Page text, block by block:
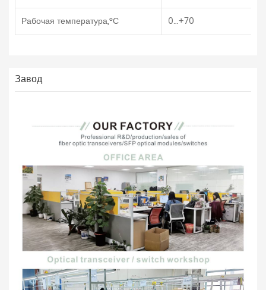
Рабочая температура,°С
0…+70
Завод